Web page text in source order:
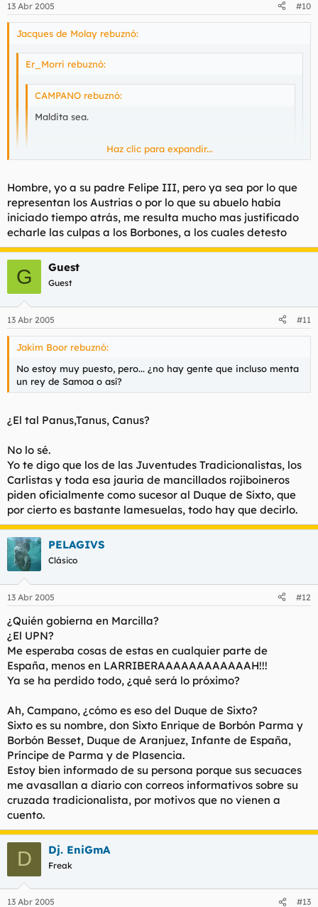
13 Abr 2005 #10
Jacques de Molay rebuznó:
Er_Morri rebuznó:
CAMPANO rebuznó:
Maldita sea.
Atacan a la sociedad por tantos flancos que uno no
comunistas, las chabolas habitacionales, el cambio
diario de callejero, la pauperrima remodelación de las
obras arquitectonicas, el apoyo a los nacionalismos
mas extremistas,la perdida de poder en Europa...
Al menos con el PP todo era mas fácil. Si te cabreaban
eran por cosas ordenadas. Un dia cabreado por el
régimen de inmigración, otro por las ayudas al despido,
otro dia por el decretazo.
Ya no se respeta ni el tempo. Dejennos respirar, por el
amor de Dios, que esto es una vergüenza y una
tristeza.
Haz clic para expandir...
Desde que entró a reinar el Primer Borbón España se va
dirigiendo a la mierda de Europa, lenta e inexorablemente.
300 años de vicio y abulía.
Hacia donde nos dirigimos?? Volveremos a perder
Menorca? Se lo venderá la vicepresidenta del PSOE a los
Ingleses?
Deberíamos conquistar Nápoles y volver a empezar.
Necesitamos un Rey absoluto y de mándibula inferior
prominente.
que se ha adueñado del cerebro de ZP y este obedece sus
Yo retrotraería el inicio de nuestra decadencia al nefasto
reinado del Rey Pasmado.
Haz clic para expandir...
Hombre, yo a su padre Felipe III, pero ya sea por lo que
representan los Austrias o por lo que su abuelo había
iniciado tiempo atrás, me resulta mucho mas justificado
echarle las culpas a los Borbones, a los cuales detesto
G Guest
Guest
13 Abr 2005 #11
Jakim Boor rebuznó:
No estoy muy puesto, pero... ¿no hay gente que incluso menta
un rey de Samoa o así?
¿El tal Panus,Tanus, Canus?
No lo sé.
Yo te digo que los de las Juventudes Tradicionalistas, los
Carlistas y toda esa jauria de mancillados rojiboineros
piden oficialmente como sucesor al Duque de Sixto, que
por cierto es bastante lamesuelas, todo hay que decirlo.
PELAGIVS
Clásico
13 Abr 2005 #12
¿Quién gobierna en Marcilla?
¿El UPN?
Me esperaba cosas de estas en cualquier parte de
España, menos en LARRIBERAAAAAAAAAAAAH!!!
Ya se ha perdido todo, ¿qué será lo próximo?
Ah, Campano, ¿cómo es eso del Duque de Sixto?
Sixto es su nombre, don Sixto Enrique de Borbón Parma y
Borbón Besset, Duque de Aranjuez, Infante de España,
Príncipe de Parma y de Plasencia.
Estoy bien informado de su persona porque sus secuaces
me avasallan a diario con correos informativos sobre su
cruzada tradicionalista, por motivos que no vienen a
cuento.
D Dj. EniGmA
Freak
13 Abr 2005 #13